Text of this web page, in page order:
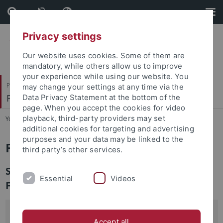
Skip
to
content
Skip
to
footer
Philosophische Fakultät
Fachbereich Geschichtswissenschaft
You are here: Startseite ... Forschung
Forschung
Seminar-/Institutsübergreifende
Forschungsprojekte
Graduiertenkolleg 1662 Religiöses
Privacy settings
Our website uses cookies. Some of them are
mandatory, while others allow us to improve
your experience while using our website. You
may change your settings at any time via the
Data Privacy Statement at the bottom of the
page. When you accept the cookies for video
playback, third-party providers may set
additional cookies for targeting and advertising
purposes and your data may be linked to the
third party’s other services.
Essential Videos